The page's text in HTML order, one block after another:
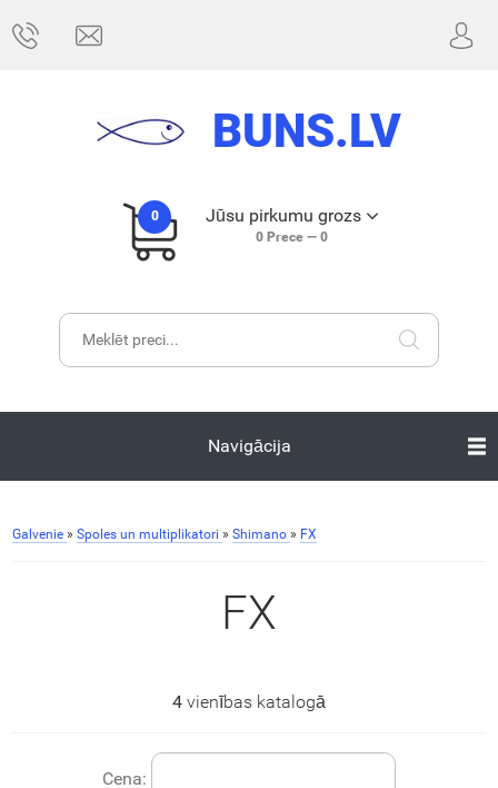
BUNS.LV
0 Jūsu pirkumu grozs
0Prece — 0
Navigācija
Galvenie » Spoles un multiplikatori » Shimano » FX
FX
4 vienības katalogā
Cena: